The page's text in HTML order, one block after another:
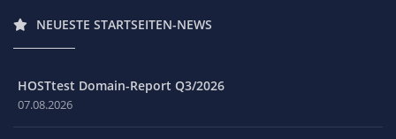
NEUESTE STARTSEITEN-NEWS
HOSTtest Domain-Report Q3/2026
07.08.2026